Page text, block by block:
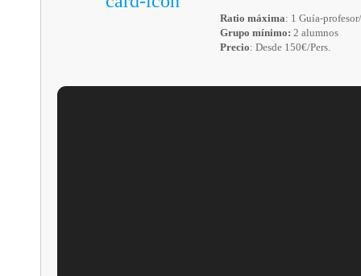
Ratio máxima: 1 Guía-
Grupo mínimo: 2 alumnos
Precio: Desde 150€/Pers.